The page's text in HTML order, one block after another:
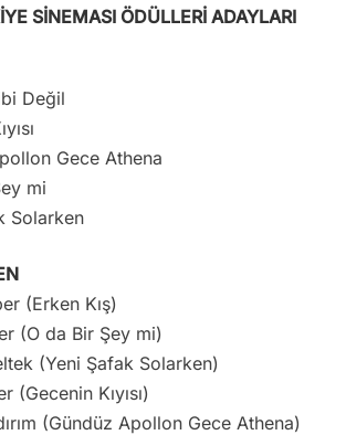
SİNEMASI ÖDÜLLERİ ADAYLARI
Değil
Gece Athena
mi
Solarken
(Erken Kış)
(O da Bir Şey mi)
(Yeni Şafak Solarken)
(Gecenin Kıyısı)
(Gündüz Apollon Gece Athena)